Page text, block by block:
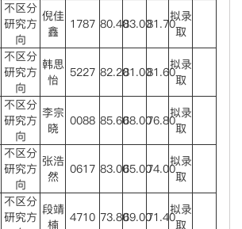
不区分
研究方
向
倪佳
鑫
1787 80.4083.0081.70拟录
取
不区分
研究方
向
韩思
怡
5227 82.2081.0081.60拟录
取
不区分
研究方
向
李宗
晓
0088 85.6068.0076.80拟录
取
不区分
研究方
向
张浩
然
0617 83.0065.0074.00拟录
取
不区分
研究方 段靖
楠
4710 73.8069.0071.40拟录
取